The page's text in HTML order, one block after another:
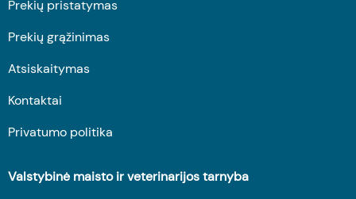
Prekių pristatymas
Prekių grąžinimas
Atsiskaitymas
Kontaktai
Privatumo politika
Valstybinė maisto ir veterinarijos tarnyba